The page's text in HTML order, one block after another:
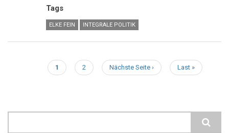
Tags
ELKE FEIN INTEGRALE POLITIK
Seitennummerierung
Aktuelle
Seite
1 Page
2
Nächste
Seite
Nächste Seite ›
Letzte
Seite
Last »